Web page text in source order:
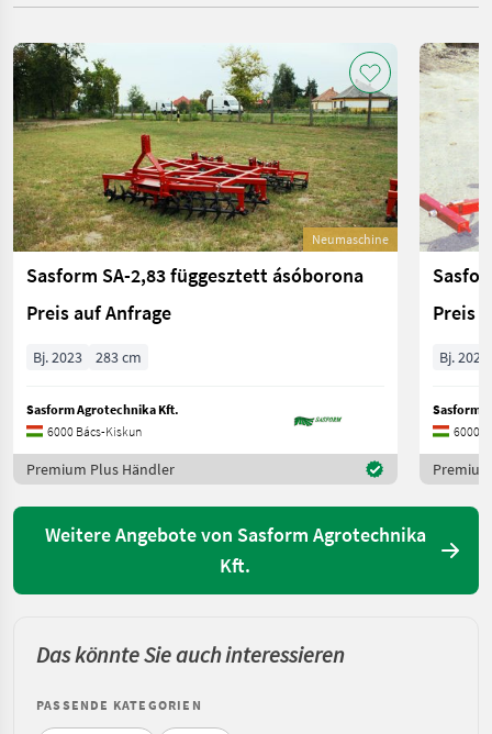
Neumaschine
Sasform SA-2,83 függesztett ásóborona
Preis auf Anfrage
Bj. 2023 283 cm
Sasform Agrotechnika Kft.
6000 Bács-Kiskun
Premium Plus Händler
Preis
Bj. 2023
Sasform
6000
Weitere Angebote von Sasform Agrotechnika
Kft.
Das könnte Sie auch interessieren
PASSENDE KATEGORIEN